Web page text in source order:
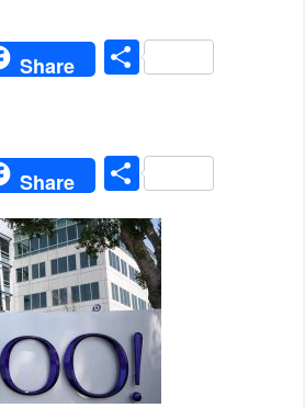
Share Share
Share Share